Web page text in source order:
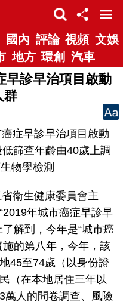
國內 評論 視頻 文娛
地方 環創 汽車
早診早治項目啟動
群
症早診早治項目啟動
篩查年齡由40歲上調
物學檢測
衛生健康委員會主
年城市癌症早診早
解到，今年是“城市癌
的第八年，今年，該
45至74歲（以身份證
（在本地居住三年以
萬人的問卷調查、風險